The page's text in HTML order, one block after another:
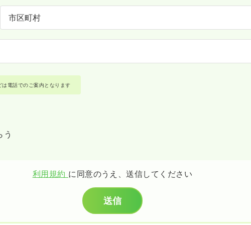
は電話でのご案内となります
う
利用規約 に同意のうえ、送信してください
送信